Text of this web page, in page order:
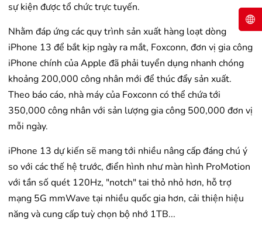
sự kiện được tổ chức trực tuyến.
Nhằm đáp ứng các quy trình sản xuất hàng loạt dòng
iPhone 13 để bắt kịp ngày ra mắt, Foxconn, đơn vị gia công
iPhone chính của Apple đã phải tuyển dụng nhanh chóng
khoảng 200,000 công nhân mới để thúc đẩy sản xuất.
Theo báo cáo, nhà máy của Foxconn có thể chứa tới
350,000 công nhân với sản lượng gia công 500,000 đơn vị
mỗi ngày.
iPhone 13 dự kiến sẽ mang tới nhiều nâng cấp đáng chú ý
so với các thế hệ trước, điển hình như màn hình ProMotion
với tần số quét 120Hz, "notch" tai thỏ nhỏ hơn, hỗ trợ
mạng 5G mmWave tại nhiều quốc gia hơn, cải thiện hiệu
năng và cung cấp tuỳ chọn bộ nhớ 1TB...